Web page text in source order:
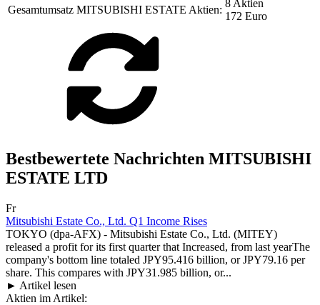
Gesamtumsatz MITSUBISHI ESTATE Aktien:
8 Aktien
172 Euro
Bestbewertete Nachrichten MITSUBISHI
ESTATE LTD
Fr
Mitsubishi Estate Co., Ltd. Q1 Income Rises
TOKYO (dpa-AFX) - Mitsubishi Estate Co., Ltd. (MITEY)
released a profit for its first quarter that Increased, from last yearThe
company's bottom line totaled JPY95.416 billion, or JPY79.16 per
share. This compares with JPY31.985 billion, or...
► Artikel lesen
Aktien im Artikel: